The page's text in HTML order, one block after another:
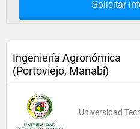
Solicitar
Ingeniería Agronómica
(Portoviejo, Manabí)
Universidad